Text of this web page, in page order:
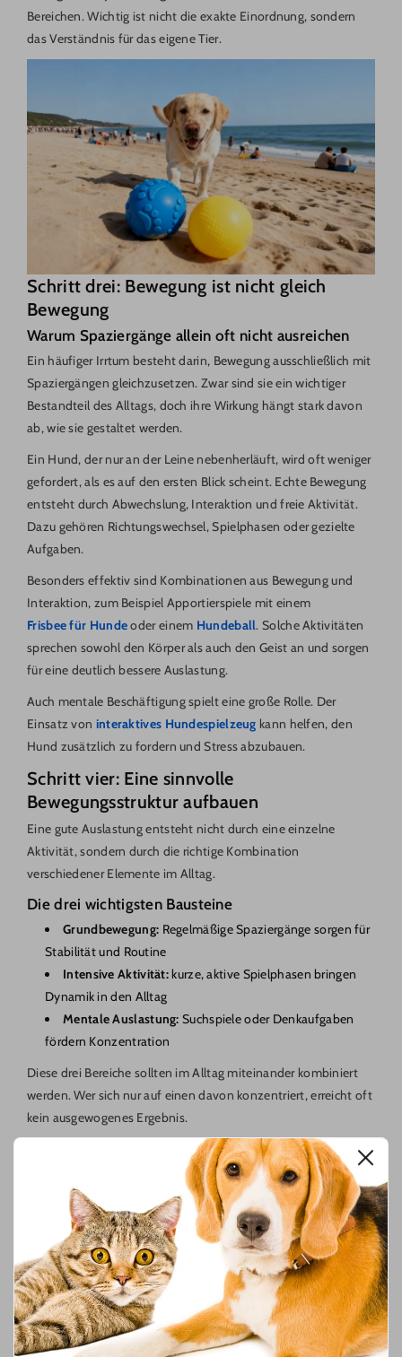
Bereichen. Wichtig ist nicht die exakte Einordnung, sondern
das Verständnis für das eigene Tier.
Schritt drei: Bewegung ist nicht gleich
Bewegung
Warum Spaziergänge allein oft nicht ausreichen
Ein häufiger Irrtum besteht darin, Bewegung ausschließlich mit
Spaziergängen gleichzusetzen. Zwar sind sie ein wichtiger
Bestandteil des Alltags, doch ihre Wirkung hängt stark davon
ab, wie sie gestaltet werden.
Ein Hund, der nur an der Leine nebenherläuft, wird oft weniger
gefordert, als es auf den ersten Blick scheint. Echte Bewegung
entsteht durch Abwechslung, Interaktion und freie Aktivität.
Dazu gehören Richtungswechsel, Spielphasen oder gezielte
Aufgaben.
Besonders effektiv sind Kombinationen aus Bewegung und
Interaktion, zum Beispiel Apportierspiele mit einem
Frisbee für Hundeoder einem Hundeball. Solche Aktivitäten
sprechen sowohl den Körper als auch den Geist an und sorgen
für eine deutlich bessere Auslastung.
Auch mentale Beschäftigung spielt eine große Rolle. Der
Einsatz von interaktives Hundespielzeug kann helfen, den
Hund zusätzlich zu fordern und Stress abzubauen.
Schritt vier: Eine sinnvolle
Bewegungsstruktur aufbauen
Eine gute Auslastung entsteht nicht durch eine einzelne
Aktivität, sondern durch die richtige Kombination
verschiedener Elemente im Alltag.
Die drei wichtigsten Bausteine
Grundbewegung: Regelmäßige Spaziergänge sorgen für
Stabilität und Routine
Intensive Aktivität:kurze, aktive Spielphasen bringen
Dynamik in den Alltag
Mentale Auslastung: Suchspiele oder Denkaufgaben
fördern Konzentration
Diese drei Bereiche sollten im Alltag miteinander kombiniert
werden. Wer sich nur auf einen davon konzentriert, erreicht oft
kein ausgewogenes Ergebnis.
Ein strukturierter Tagesablauf hilft dabei, Überforderung und
Unterforderung gleichermaßen zu vermeiden. Hunde
profitieren stark von klaren Abläufen und wiederkehrenden
Mustern.
Wie lässt sich der richtige
Bewegungsumfang praktisch bestimmen?
Die beste Orientierung ist nicht die Dauer der Aktivität,
sondern der Zustand des Hundes danach. Ein gut
ausgelasteter Hund wirkt zufrieden, entspannt und